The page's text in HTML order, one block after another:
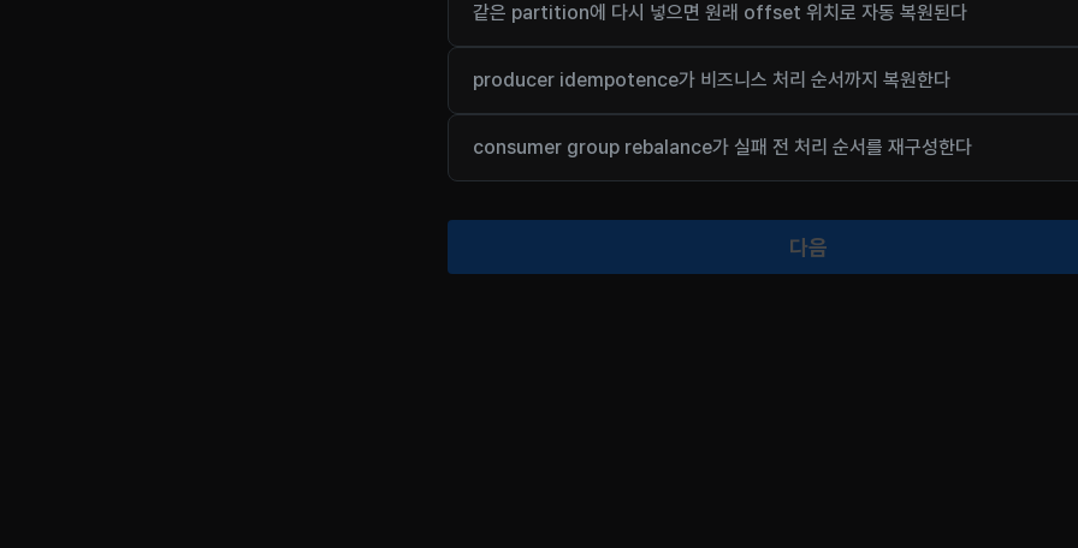
같은 partition에 다시 넣으면 원래 offset 위치로 자동 복원된다
producer idempotence가 비즈니스 처리 순서까지 복원한다
consumer group rebalance가 실패 전 처리 순서를 재구성한다
다음